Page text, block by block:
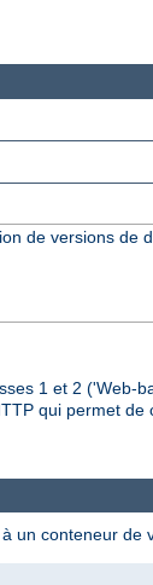
de versions de
1 et 2 ('Web-
qui permet
à un conteneur de